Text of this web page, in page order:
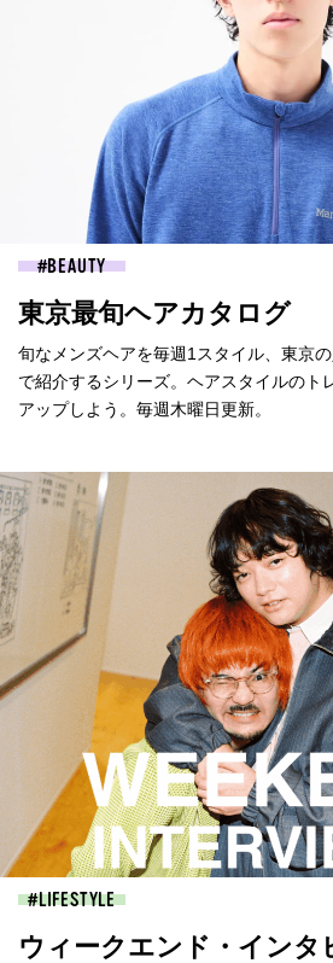
BEAUTY
東京最旬ヘアカタログ
旬なメンズヘアを毎週1スタイル、東京
で紹介するシリーズ。ヘアスタイルのト
アップしよう。毎週木曜日更新。
LIFESTYLE
ウィークエンド・インタ